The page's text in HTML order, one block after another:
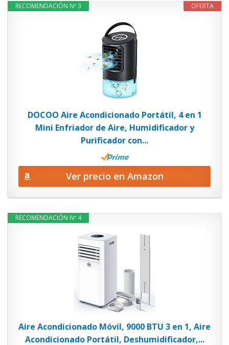
OFERTA
RECOMENDACIÓN Nº 3
DOCOO Aire Acondicionado Portátil, 4 en 1
Mini Enfriador de Aire, Humidificador y
Purificador con...
Ver precio en Amazon
RECOMENDACIÓN Nº 4
Aire Acondicionado Móvil, 9000 BTU 3 en 1, Aire
Acondicionado Portátil, Deshumidificador,...